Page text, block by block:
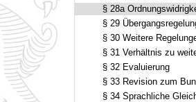
§ 28a
§ 29
§ 30 Weitere
§ 31 Verhältnis zu weiteren staatsvertraglichen
§ 32 Evaluierung
§ 33 Revision zum
§ 34 Sprachliche